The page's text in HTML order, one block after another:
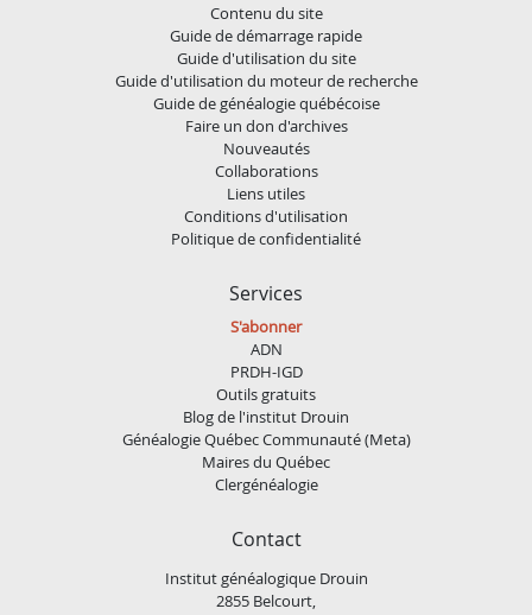
Contenu du site
Guide de démarrage rapide
Guide d'utilisation du site
Guide d'utilisation du moteur de recherche
Guide de généalogie québécoise
Faire un don d'archives
Nouveautés
Collaborations
Liens utiles
Conditions d'utilisation
Politique de confidentialité
Services
S'abonner
ADN
PRDH-IGD
Outils gratuits
Blog de l'institut Drouin
Généalogie Québec Communauté (Meta)
Maires du Québec
Clergénéalogie
Contact
Institut généalogique Drouin
2855 Belcourt,